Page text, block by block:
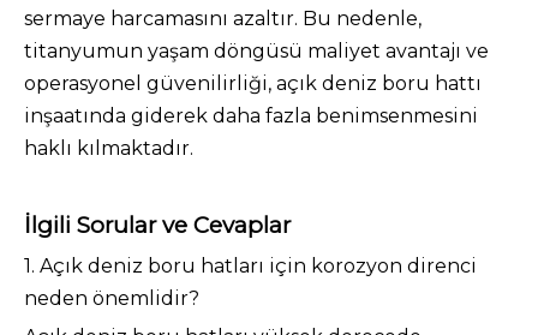
sermaye harcamasını azaltır. Bu nedenle,
titanyumun yaşam döngüsü maliyet avantajı ve
operasyonel güvenilirliği, açık deniz boru hattı
inşaatında giderek daha fazla benimsenmesini
haklı kılmaktadır.
İlgili Sorular ve Cevaplar
1. Açık deniz boru hatları için korozyon direnci
neden önemlidir?